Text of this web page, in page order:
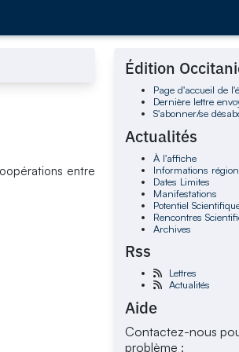
entre
Édition
Page d'accueil de
Dernière lettre
S'abonner/se
Actualités
À l'affiche
Informations
Dates Limites
Manifestations
Potentiel
Rencontres
Archives
Rss
Lettres
Actualités
Aide
Contactez-nous
problème :